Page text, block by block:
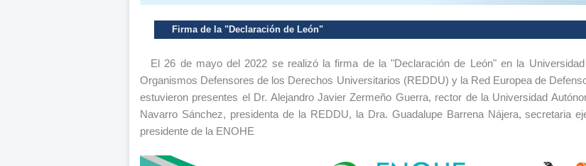
Firma de la "Declaración de León"
El 26 de mayo del 2022 se realizó la firma de la "Declaración de León" en la
Organismos Defensores de los Derechos Universitarios (REDDU) y la Red Europea de
estuvieron presentes el Dr. Alejandro Javier Zermeño Guerra, rector de la Universidad
Navarro Sánchez, presidenta de la REDDU, la Dra. Guadalupe Barrena Nájera, secretaria
presidente de la ENOHE